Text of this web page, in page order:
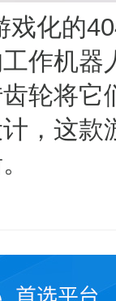
戏化的
作机
轮将
，这款